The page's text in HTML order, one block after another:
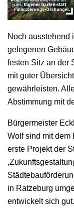
Noch ausstehend
gelegenen
festen Sitz an der
mit guter
gewährleisten.
Abstimmung mit
Bürgermeister
Wolf sind mit dem
erste Projekt der
in Ratzeburg
entwickelt sich